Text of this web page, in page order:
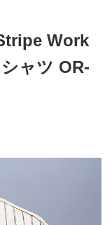
Work
ャツ OR-